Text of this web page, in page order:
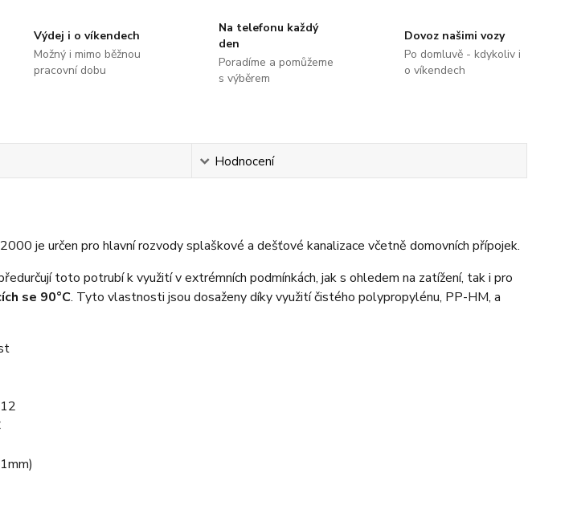
Výdej i o víkendech
Možný i mimo běžnou
pracovní dobu
Na telefonu každý
den
Poradíme a pomůžeme
s výběrem
Dovoz našimi vozy
Po domluvě - kdykoliv i
o víkendech
Hodnocení
je určen pro hlavní rozvody splaškové a dešťové kanalizace včetně domovních přípojek.
toto potrubí k využití v extrémních podmínkách, jak s ohledem na zatížení, tak i pro
se 90°C. Tyto vlastnosti jsou dosaženy díky využití čistého polypropylénu, PP-HM, a